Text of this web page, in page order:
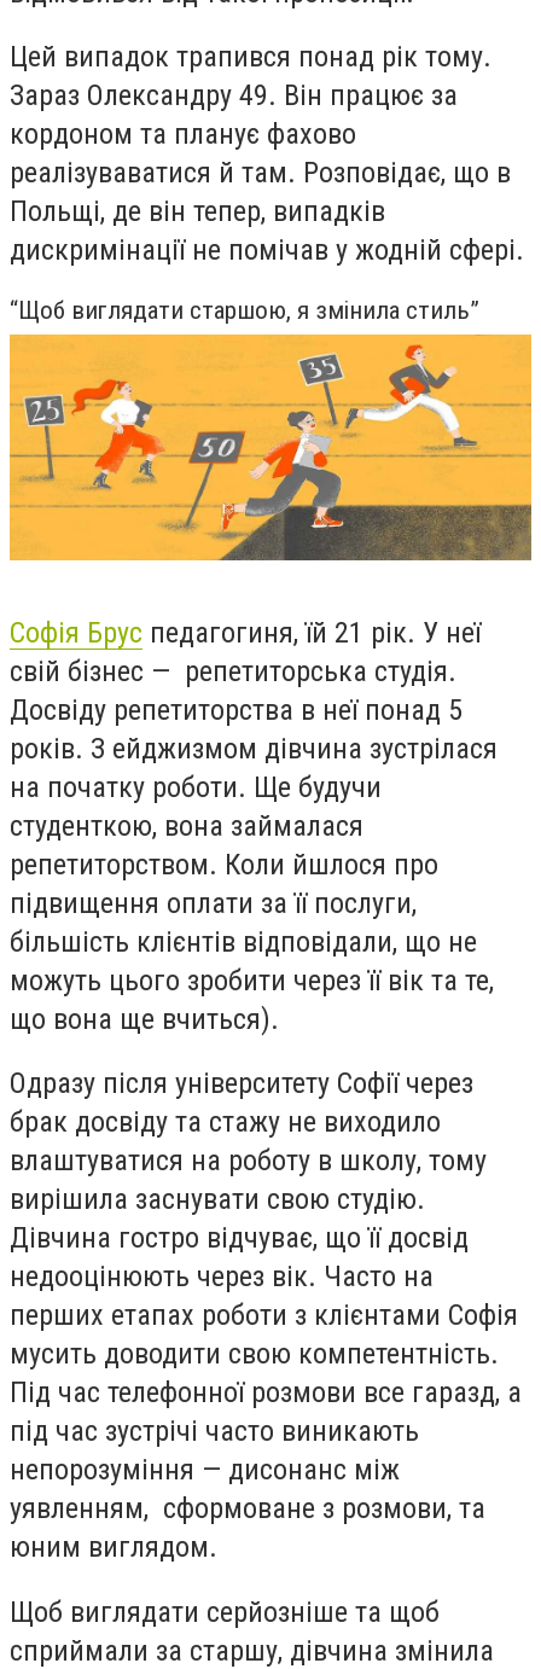
Цей випадок трапився понад рік тому.
Зараз Олександру 49. Він працює за
кордоном та планує фахово
реалізуваватися й там. Розповідає, що в
Польщі, де він тепер, випадків
дискримінації не помічав у жодній сфері.
“Щоб виглядати старшою, я змінила стиль”
Софія Брус педагогиня, їй 21 рік. У неї
свій бізнес — репетиторська студія.
Досвіду репетиторства в неї понад 5
років. З ейджизмом дівчина зустрілася
на початку роботи. Ще будучи
студенткою, вона займалася
репетиторством. Коли йшлося про
підвищення оплати за її послуги,
більшість клієнтів відповідали, що не
можуть цього зробити через її вік та те,
що вона ще вчиться).
Одразу після університету Софії через
брак досвіду та стажу не виходило
влаштуватися на роботу в школу, тому
вирішила заснувати свою студію.
Дівчина гостро відчуває, що її досвід
недооцінюють через вік. Часто на
перших етапах роботи з клієнтами Софія
мусить доводити свою компетентність.
Під час телефонної розмови все гаразд, а
під час зустрічі часто виникають
непорозуміння — дисонанс між
уявленням, сформоване з розмови, та
юним виглядом.
Щоб виглядати серйозніше та щоб
сприймали за старшу, дівчина змінила